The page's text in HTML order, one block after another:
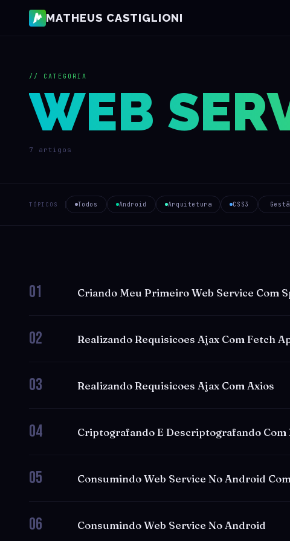
MATHEUS CASTIGLIONI
// CATEGORIA
WEB
7 artigos
TÓPICOS Todos Android Arquitetura CSS3
01 Criando Meu Primeiro Web Service Com
02 Realizando Requisicoes Ajax Com Fetch
03 Realizando Requisicoes Ajax Com Axios
04 Criptografando E Descriptografando Com
05 Consumindo Web Service No Android
06 Consumindo Web Service No Android